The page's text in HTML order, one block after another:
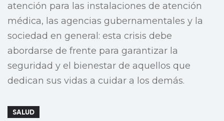
atención para las instalaciones de atención
médica, las agencias gubernamentales y la
sociedad en general: esta crisis debe
abordarse de frente para garantizar la
seguridad y el bienestar de aquellos que
dedican sus vidas a cuidar a los demás.
SALUD